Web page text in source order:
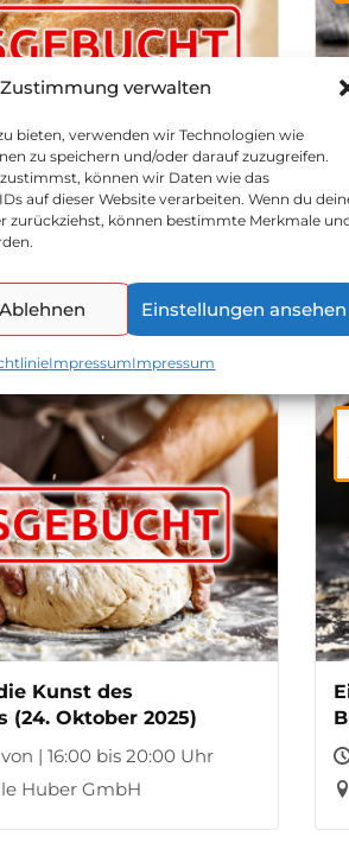
verwalten
bieten, verwenden wir Technologien wie
zu speichern und/oder darauf zuzugreifen.
können wir Daten wie das
auf dieser Website verarbeiten. Wenn du
können bestimmte Merkmale
Ablehnen Einstellungen ansehen
ImpressumImpressum
Backspezialitäten (10.
| 16:00 bis 20:00 Uhr
Huber GmbH
Kunst des
(24. Oktober 2025)
| 16:00 bis 20:00 Uhr
Huber GmbH